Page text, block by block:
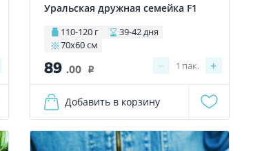
Уральская дружная семейка F1
110-120 г
39-42 дня
70х60 см
89.00 i − +
1 пак.
Добавить в корзину